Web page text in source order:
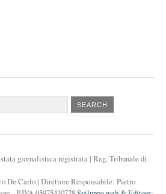
giornalistica registrata | Reg. Tribunale di
De Carlo | Direttore Responsabile: Pietro